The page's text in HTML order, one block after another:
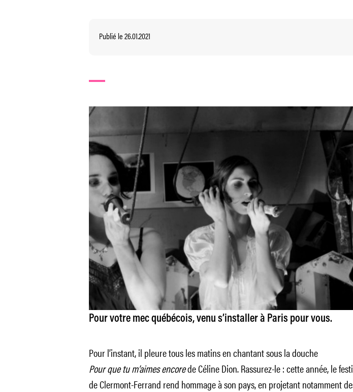
Publié le 26.01.2021
Pour votre mec québécois, venu s’installer à Paris pour vous.
Pour l’instant, il pleure tous les matins en chantant sous la douche
Pour que tu m’aimes encorede Céline Dion. Rassurez-le : cette année, le
de Clermont-Ferrand rend hommage à son pays, en projetant notamment